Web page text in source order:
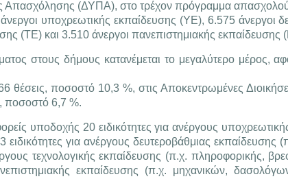
Απασχόλησης (ΔΥΠΑ), στο τρέχον πρόγραμμα
άνεργοι υποχρεωτικής εκπαίδευσης (ΥΕ), 6.575 άνεργοι
(ΤΕ) και 3.510 άνεργοι πανεπιστημιακής εκπαίδευσης
στους δήμους κατανέμεται το μεγαλύτερο μέρος,
θέσεις, ποσοστό 10,3 %, στις Αποκεντρωμένες
ποσοστό 6,7 %.
υποδοχής 20 ειδικότητες για ανέργους
για ανέργους δευτεροβάθμιας εκπαίδευσης
τεχνολογικής εκπαίδευσης (π.χ. πληροφορικής,
εκπαίδευσης (π.χ. μηχανικών,